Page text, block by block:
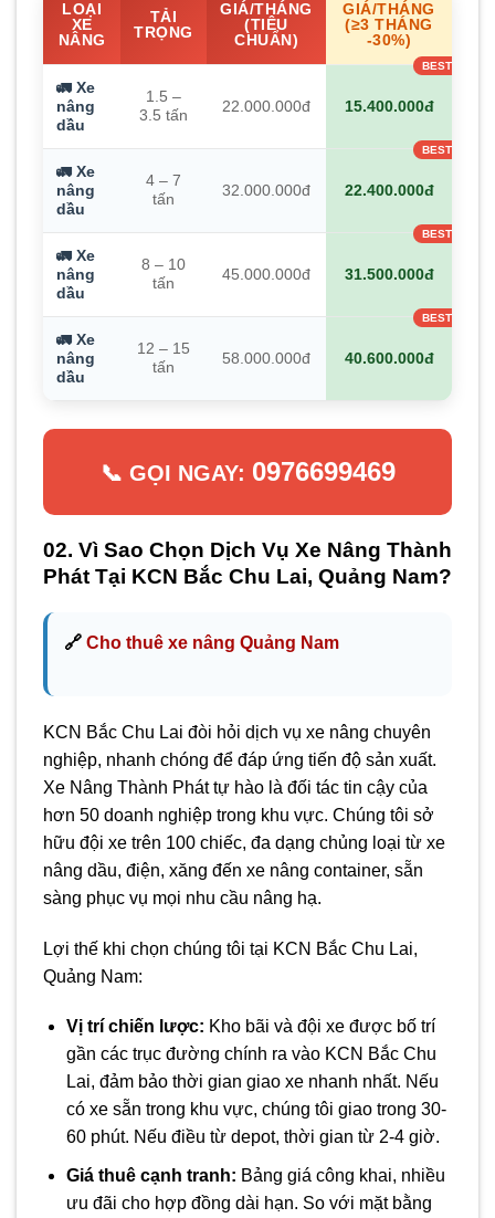
LOẠI
XE
NÂNG
TẢI
TRỌNG
GIÁ/THÁNG
(TIÊU
CHUẨN)
GIÁ/THÁNG
(≥3 THÁNG
-30%)
🚛 Xe
nâng
dầu
1.5 –
3.5 tấn
22.000.000đ 15.400.000đ
🚛 Xe
nâng
dầu
4 – 7
tấn
32.000.000đ 22.400.000đ
🚛 Xe
nâng
dầu
8 – 10
tấn
45.000.000đ 31.500.000đ
🚛 Xe
nâng
dầu
12 – 15
tấn
58.000.000đ 40.600.000đ
📞 GỌI NGAY: 0976699469
02. Vì Sao Chọn Dịch Vụ Xe Nâng Thành
Phát Tại KCN Bắc Chu Lai, Quảng Nam?
🔗 Cho thuê xe nâng Quảng Nam
KCN Bắc Chu Lai đòi hỏi dịch vụ xe nâng chuyên
nghiệp, nhanh chóng để đáp ứng tiến độ sản xuất.
Xe Nâng Thành Phát tự hào là đối tác tin cậy của
hơn 50 doanh nghiệp trong khu vực. Chúng tôi sở
hữu đội xe trên 100 chiếc, đa dạng chủng loại từ xe
nâng dầu, điện, xăng đến xe nâng container, sẵn
sàng phục vụ mọi nhu cầu nâng hạ.
Lợi thế khi chọn chúng tôi tại KCN Bắc Chu Lai,
Quảng Nam:
Vị trí chiến lược: Kho bãi và đội xe được bố trí
gần các trục đường chính ra vào KCN Bắc Chu
Lai, đảm bảo thời gian giao xe nhanh nhất. Nếu
có xe sẵn trong khu vực, chúng tôi giao trong 30-
60 phút. Nếu điều từ depot, thời gian từ 2-4 giờ.
Giá thuê cạnh tranh: Bảng giá công khai, nhiều
ưu đãi cho hợp đồng dài hạn. So với mặt bằng